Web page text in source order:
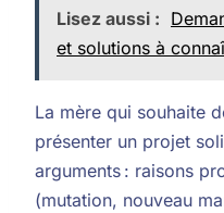
Lisez aussi :
et solutions à
La mère qui souhaite
présenter un projet
arguments : raisons
(mutation, nouveau